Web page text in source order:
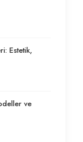
Estetik,
ve